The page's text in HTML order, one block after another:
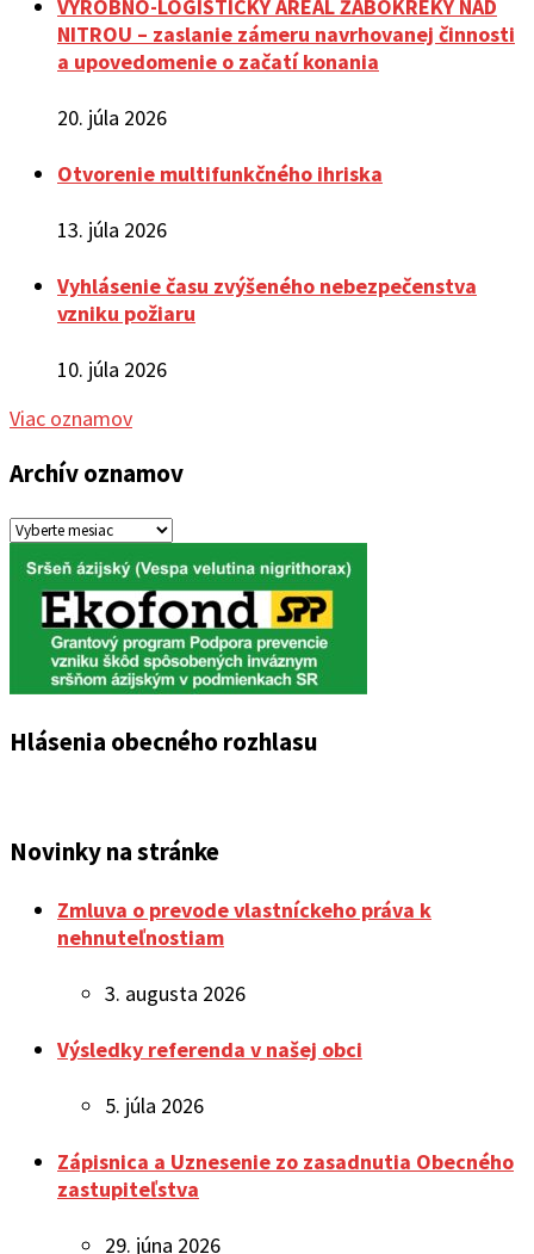
VÝROBNO-LOGISTICKÝ AREÁL ŽABOKREKY NAD
NITROU – zaslanie zámeru navrhovanej činnosti
a upovedomenie o začatí konania
20. júla 2026
Otvorenie multifunkčného ihriska
13. júla 2026
Vyhlásenie času zvýšeného nebezpečenstva
vzniku požiaru
10. júla 2026
Viac oznamov
Archív oznamov
Archív
oznamov
Hlásenia obecného rozhlasu
Novinky na stránke
Zmluva o prevode vlastníckeho práva k
nehnuteľnostiam
3. augusta 2026
Výsledky referenda v našej obci
5. júla 2026
Zápisnica a Uznesenie zo zasadnutia Obecného
zastupiteľstva
29. júna 2026